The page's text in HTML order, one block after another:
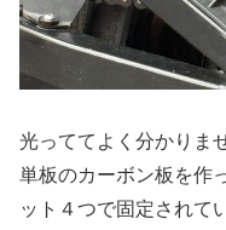
光っててよく分かりま
単板のカーボン板を作
ット４つで固定されて